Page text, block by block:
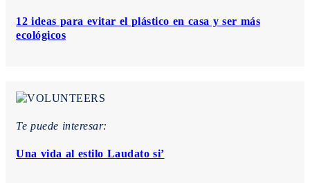
12 ideas para evitar el plástico en casa y ser más
ecológicos
Te puede interesar:
Una vida al estilo Laudato si’